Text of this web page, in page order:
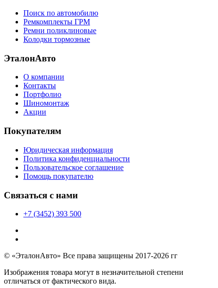
Поиск по автомобилю
Ремкомплекты ГРМ
Ремни поликлиновые
Колодки тормозные
ЭталонАвто
О компании
Контакты
Портфолио
Шиномонтаж
Акции
Покупателям
Юридическая информация
Политика конфиденциальности
Пользовательское соглашение
Помощь покупателю
Связаться с нами
+7 (3452) 393 500
© «ЭталонАвто» Все права защищены 2017-2026 гг
Изображения товара могут в незначительной степени
отличаться от фактического вида.